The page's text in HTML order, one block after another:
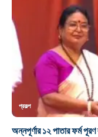
প্রকল্প
অন্নপূর্ণার ১২ পাতার ফর্ম